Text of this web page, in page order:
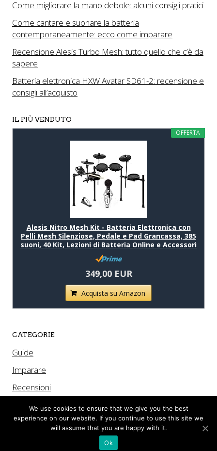
Come migliorare la mano debole: alcuni consigli pratici
Come cantare e suonare la batteria
contemporaneamente: ecco come imparare
Recensione Alesis Turbo Mesh: tutto quello che c’è da
sapere
Batteria elettronica HXW Avatar SD61-2: recensione e
consigli all’acquisto
IL PIÙ VENDUTO
OFFERTA
Alesis Nitro Mesh Kit - Batteria Elettronica con
Pelli Mesh Silenziose, Pedale e Pad Grancassa, 385
suoni, 40 Kit, Lezioni di Batteria Online e Accessori
349,00 EUR
Acquista su Amazon
CATEGORIE
Guide
Imparare
Recensioni
Powered by WordPress.
We use cookies to ensure that we give you the best
experience on our website. If you continue to use this site we
will assume that you are happy with it.
Ok